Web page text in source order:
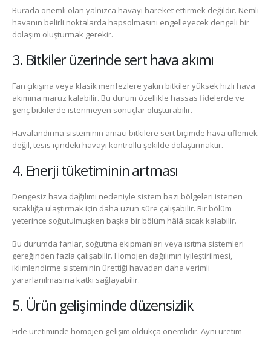
Burada önemli olan yalnızca havayı hareket ettirmek değildir. Nemli
havanın belirli noktalarda hapsolmasını engelleyecek dengeli bir
dolaşım oluşturmak gerekir.
3. Bitkiler üzerinde sert hava akımı
Fan çıkışına veya klasik menfezlere yakın bitkiler yüksek hızlı hava
akımına maruz kalabilir. Bu durum özellikle hassas fidelerde ve
genç bitkilerde istenmeyen sonuçlar oluşturabilir.
Havalandırma sisteminin amacı bitkilere sert biçimde hava üflemek
değil, tesis içindeki havayı kontrollü şekilde dolaştırmaktır.
4. Enerji tüketiminin artması
Dengesiz hava dağılımı nedeniyle sistem bazı bölgeleri istenen
sıcaklığa ulaştırmak için daha uzun süre çalışabilir. Bir bölüm
yeterince soğutulmuşken başka bir bölüm hâlâ sıcak kalabilir.
Bu durumda fanlar, soğutma ekipmanları veya ısıtma sistemleri
gereğinden fazla çalışabilir. Homojen dağılımın iyileştirilmesi,
iklimlendirme sisteminin ürettiği havadan daha verimli
yararlanılmasına katkı sağlayabilir.
5. Ürün gelişiminde düzensizlik
Fide üretiminde homojen gelişim oldukça önemlidir. Aynı üretim